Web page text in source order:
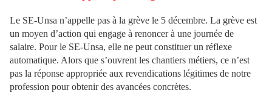
Le SE-Unsa n’appelle pas à la grève le 5 décembre. La grève est
un moyen d’action qui engage à renoncer à une journée de
salaire. Pour le SE-Unsa, elle ne peut constituer un réflexe
automatique. Alors que s’ouvrent les chantiers métiers, ce n’est
pas la réponse appropriée aux revendications légitimes de notre
profession pour obtenir des avancées concrètes.